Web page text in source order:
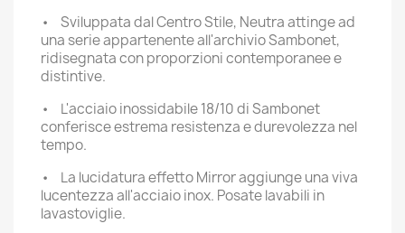
• Sviluppata dal Centro Stile, Neutra attinge ad
una serie appartenente all'archivio Sambonet,
ridisegnata con proporzioni contemporanee e
distintive.
• L'acciaio inossidabile 18/10 di Sambonet
conferisce estrema resistenza e durevolezza nel
tempo.
• La lucidatura effetto Mirror aggiunge una viva
lucentezza all'acciaio inox. Posate lavabili in
lavastoviglie.